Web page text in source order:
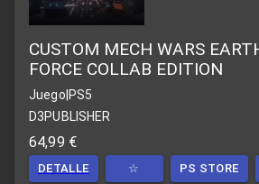
CUSTOM MECH WARS
FORCE COLLAB EDITION
Juego|PS5
D3PUBLISHER
64,99 €
DETALLE ☆ PS STORE